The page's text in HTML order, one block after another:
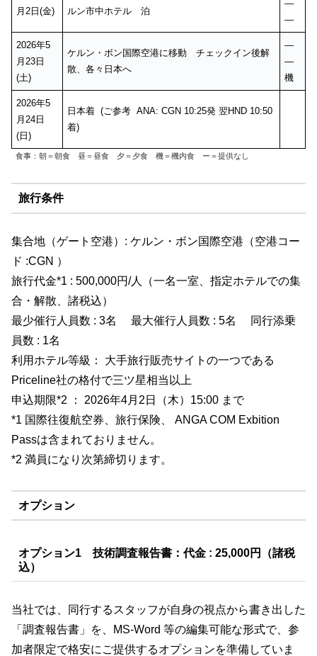
月2日(金)
ルン市中ホテル 泊
—
—
2026年5
月23日
(土)
ケルン・ボン国際空港に移動 チェックイン後解
散、各々日本へ
—
—
機
2026年5
月24日
(日)
日本着 (ご参考 ANA: CGN 10:25発 翌HND 10:50
着)
食事：朝＝朝食 昼＝昼食 夕＝夕食 機＝機内食​ ー＝提供なし
旅行条件
集合地（ゲート空港）: ケルン・ボン国際空港（空港コー
ド :CGN ）
旅行代金*1 : 500,000円/人（一名一室、指定ホテルでの集
合・解散、諸税込）
最少催行人員数 : 3名 最大催行人員数 : 5名 同行添乗
員数 : 1名
利用ホテル等級： 大手旅行販売サイトの一つである
Priceline社の格付で三ツ星相当以上
申込期限*2 ： 2026年4月2日（木）15:00 まで
*1 国際往復航空券、旅行保険、 ANGA COM Exbition
Passは含まれておりません。
*2 満員になり次第締切ります。
オプション
オプション1 技術調査報告書：代金 : 25,000円（諸税
込）
当社では、同行するスタッフが自身の視点から書き出した
「調査報告書」を、MS-Word 等の編集可能な形式で、参
加者限定で格安にご提供するオプションを準備していま